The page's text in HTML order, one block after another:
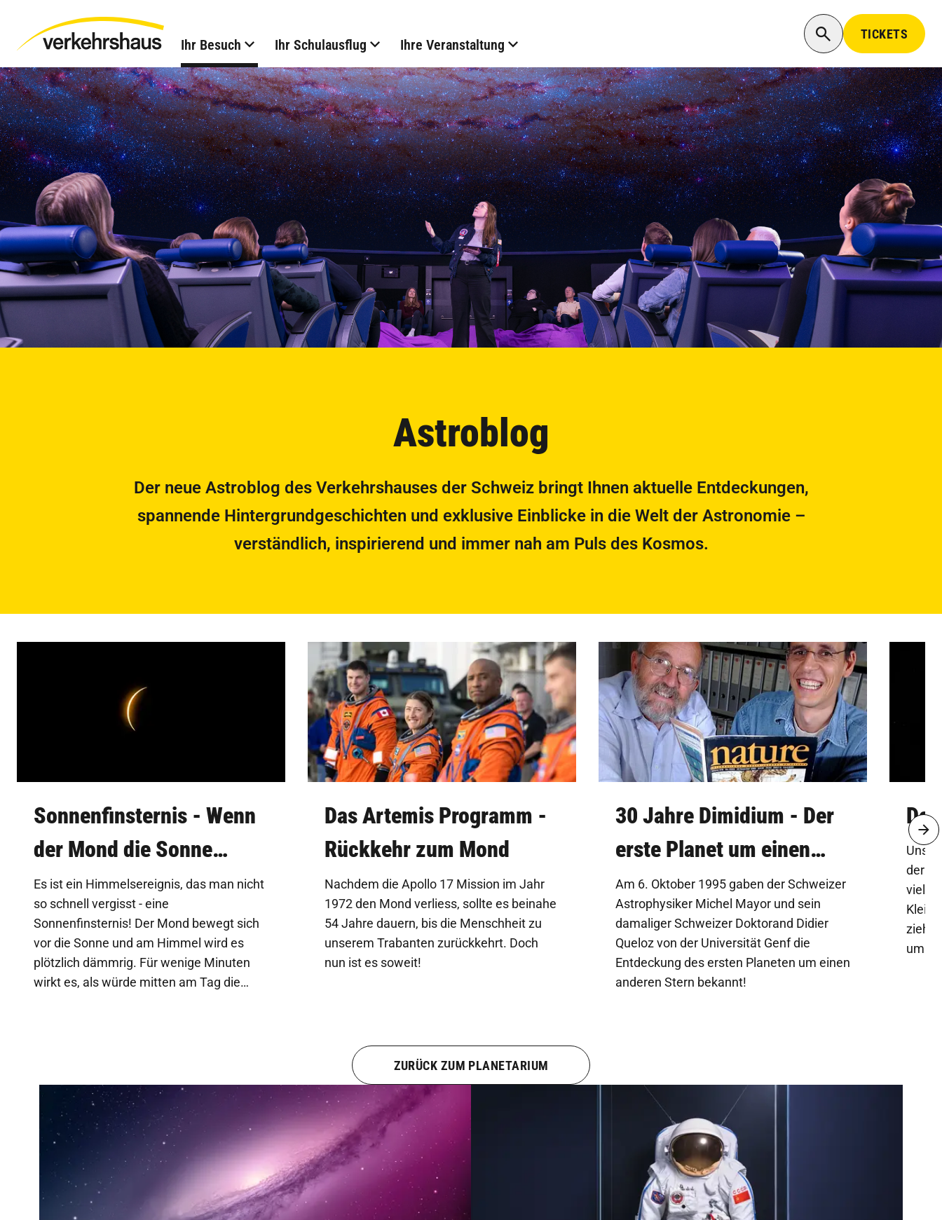
Ihr Besuch Ihr Schulausflug Ihre Veranstaltung
TICKETS
Astroblog
Der neue Astroblog des Verkehrshauses der Schweiz bringt Ihnen aktuelle Entdeckungen,
spannende Hintergrundgeschichten und exklusive Einblicke in die Welt der Astronomie –
verständlich, inspirierend und immer nah am Puls des Kosmos.
Sonnenfinsternis - Wenn
der Mond die Sonne
verdeckt
Es ist ein Himmelsereignis, das man nicht
so schnell vergisst - eine
Sonnenfinsternis! Der Mond bewegt sich
vor die Sonne und am Himmel wird es
plötzlich dämmrig. Für wenige Minuten
wirkt es, als würde mitten am Tag die
Das Artemis Programm -
Rückkehr zum Mond
Nachdem die Apollo 17 Mission im Jahr
1972 den Mond verliess, sollte es beinahe
54 Jahre dauern, bis die Menschheit zu
unserem Trabanten zurückkehrt. Doch
nun ist es soweit!
30 Jahre Dimidium - Der
erste Planet um einen
anderen Stern
Am 6. Oktober 1995 gaben der Schweizer
Astrophysiker Michel Mayor und sein
damaliger Schweizer Doktorand Didier
Queloz von der Universität Genf die
Entdeckung des ersten Planeten um einen
anderen Stern bekannt!
der
viele
um
ZURÜCK ZUM PLANETARIUM